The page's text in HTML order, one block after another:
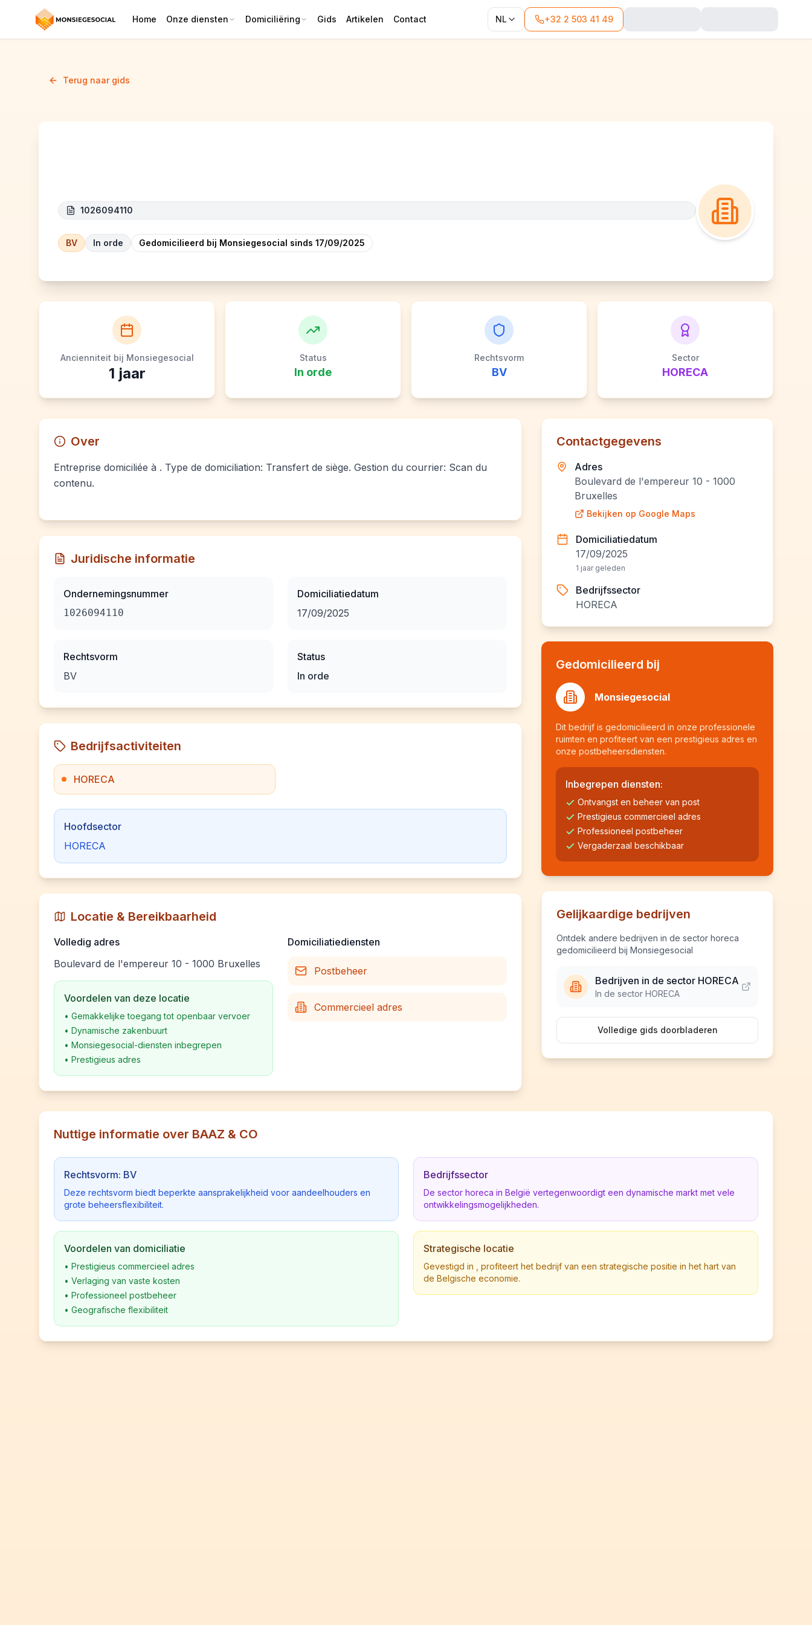
Home Onze diensten Domiciliëring Gids Artikelen Contact NL +32 2 503 41 49
Terug naar gids
1026094110
BV In orde Gedomicilieerd bij Monsiegesocial sinds 17/09/2025
Ancienniteit bij Monsiegesocial
1 jaar
Status
In orde
Rechtsvorm
BV
Sector
HORECA
Over
Entreprise domiciliée à . Type de domiciliation: Transfert de siège. Gestion du courrier: Scan du
contenu.
Juridische informatie
Ondernemingsnummer
1026094110
Rechtsvorm
BV
Domiciliatiedatum
17/09/2025
Status
In orde
Bedrijfsactiviteiten
HORECA
Hoofdsector
HORECA
Locatie & Bereikbaarheid
Volledig adres
Boulevard de l'empereur 10 - 1000 Bruxelles
Voordelen van deze locatie
• Gemakkelijke toegang tot openbaar vervoer
• Dynamische zakenbuurt
• Monsiegesocial-diensten inbegrepen
• Prestigieus adres
Domiciliatiediensten
Postbeheer
Commercieel adres
Contactgegevens
Adres
Boulevard de l'empereur 10 - 1000
Bruxelles
Bekijken op Google Maps
Domiciliatiedatum
17/09/2025
1 jaar geleden
Bedrijfssector
HORECA
Gedomicilieerd bij
Monsiegesocial
Dit bedrijf is gedomicilieerd in onze professionele
ruimten en profiteert van een prestigieus adres en
onze postbeheersdiensten.
Inbegrepen diensten:
Ontvangst en beheer van post
Prestigieus commercieel adres
Professioneel postbeheer
Vergaderzaal beschikbaar
Gelijkaardige bedrijven
Ontdek andere bedrijven in de sector horeca
gedomicilieerd bij Monsiegesocial
Bedrijven in de sector HORECA
In de sector HORECA
Volledige gids doorbladeren
Nuttige informatie over BAAZ & CO
Rechtsvorm: BV
Deze rechtsvorm biedt beperkte aansprakelijkheid voor aandeelhouders en
grote beheersflexibiliteit.
Voordelen van domiciliatie
• Prestigieus commercieel adres
• Verlaging van vaste kosten
• Professioneel postbeheer
• Geografische flexibiliteit
Bedrijfssector
De sector horeca in België vertegenwoordigt een dynamische markt met vele
ontwikkelingsmogelijkheden.
Strategische locatie
Gevestigd in , profiteert het bedrijf van een strategische positie in het hart van
de Belgische economie.